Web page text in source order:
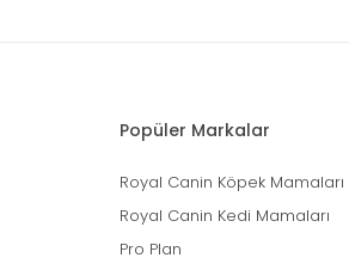
Popüler Markalar
Royal Canin Köpek Mamaları
Royal Canin Kedi Mamaları
Pro Plan